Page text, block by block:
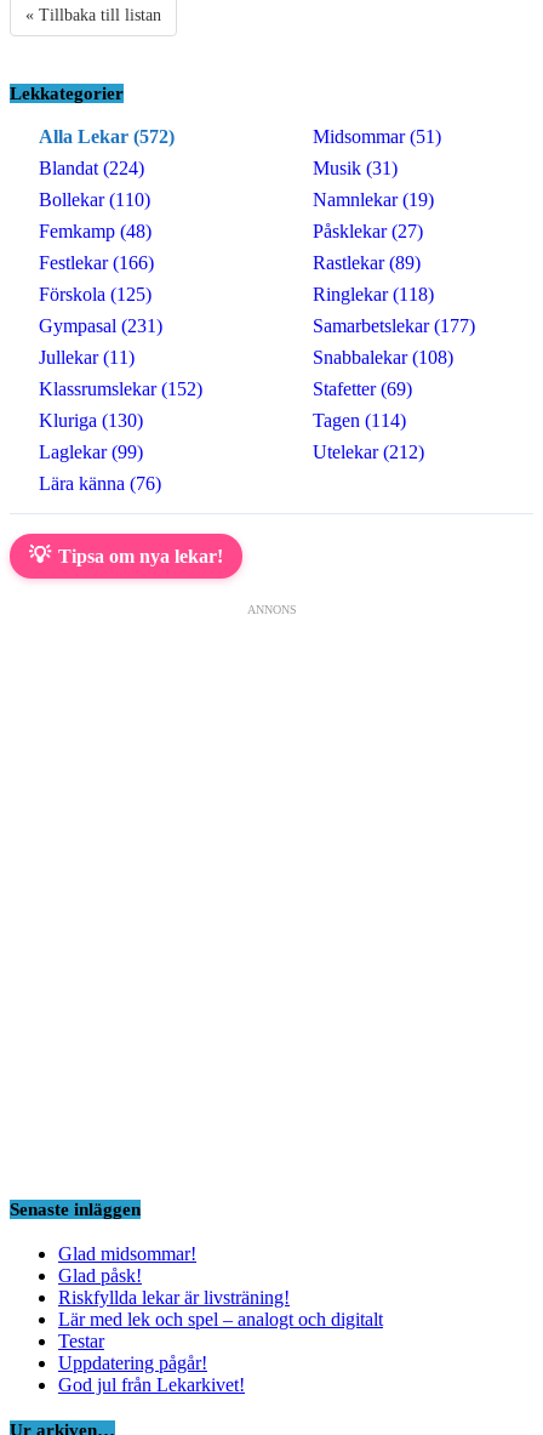
« Tillbaka till listan
Lekkategorier
Alla Lekar (572)
Blandat (224)
Bollekar (110)
Femkamp (48)
Festlekar (166)
Förskola (125)
Gympasal (231)
Jullekar (11)
Klassrumslekar (152)
Kluriga (130)
Laglekar (99)
Lära känna (76)
Midsommar (51)
Musik (31)
Namnlekar (19)
Påsklekar (27)
Rastlekar (89)
Ringlekar (118)
Samarbetslekar (177)
Snabbalekar (108)
Stafetter (69)
Tagen (114)
Utelekar (212)
💡 Tipsa om nya lekar!
ANNONS
Senaste inläggen
Glad midsommar!
Glad påsk!
Riskfyllda lekar är livsträning!
Lär med lek och spel – analogt och digitalt
Testar
Uppdatering pågår!
God jul från Lekarkivet!
Ur arkiven…